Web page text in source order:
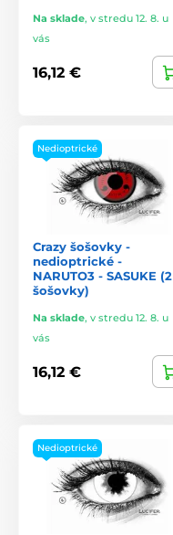
Na sklade, v stredu 12. 8. u
vás
16,12 €
Nedioptrické
Crazy šošovky -
nedioptrické -
NARUTO3 - SASUKE (2
šošovky)
Na sklade, v stredu 12. 8. u
vás
16,12 €
Nedioptrické